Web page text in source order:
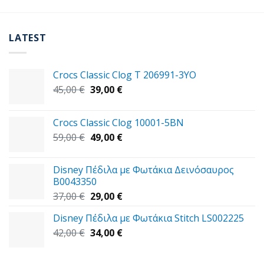
LATEST
Crocs Classic Clog T 206991-3YΟ
45,00€ Original
45,00 €.
39,00 €Η
είναι:
39,00 €.
Crocs Classic Clog 10001-5BN
59,00€ Original
59,00 €.
49,00 €Η
είναι:
Disney Πέδιλα με Φωτάκια Δεινόσαυρος
B0043350
37,00€ Original
was:
37,00 €.
29,00 €Η
τιμή
είναι:
Disney Πέδιλα με Φωτάκια Stitch LS002225
42,00€ Original
34,00 €Η